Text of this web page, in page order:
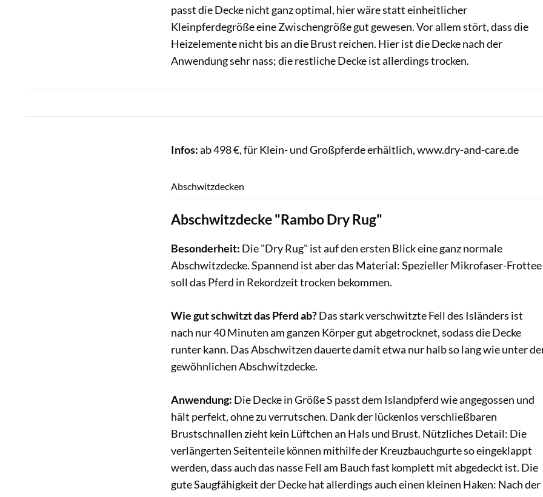
passt die Decke nicht ganz optimal, hier wäre statt einheitlicher
Kleinpferdegröße eine Zwischengröße gut gewesen. Vor allem stört, dass die
Heizelemente nicht bis an die Brust reichen. Hier ist die Decke nach der
Anwendung sehr nass; die restliche Decke ist allerdings trocken.
Infos:ab 498 €, für Klein- und Großpferde erhältlich, www.dry-and-care.de
Abschwitzdecken
Abschwitzdecke "Rambo Dry Rug"
Besonderheit: Die "Dry Rug" ist auf den ersten Blick eine ganz normale
Abschwitzdecke. Spannend ist aber das Material: Spezieller Mikrofaser-Frottee
soll das Pferd in Rekordzeit trocken bekommen.
Wie gut schwitzt das Pferd ab?Das stark verschwitzte Fell des Isländers ist
nach nur 40 Minuten am ganzen Körper gut abgetrocknet, sodass die Decke
runter kann. Das Abschwitzen dauerte damit etwa nur halb so lang wie unter
gewöhnlichen Abschwitzdecke.
Anwendung: Die Decke in Größe S passt dem Islandpferd wie angegossen und
hält perfekt, ohne zu verrutschen. Dank der lückenlos verschließbaren
Brustschnallen zieht kein Lüftchen an Hals und Brust. Nützliches Detail: Die
verlängerten Seitenteile können mithilfe der Kreuzbauchgurte so eingeklappt
werden, dass auch das nasse Fell am Bauch fast komplett mit abgedeckt ist. Die
gute Saugfähigkeit der Decke hat allerdings auch einen kleinen Haken: Nach der